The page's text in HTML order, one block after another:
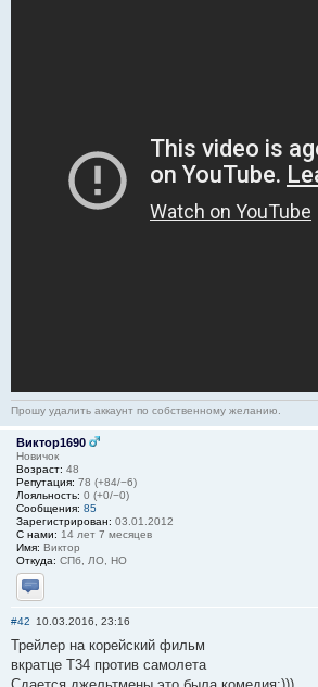
Прошу удалить аккаунт по собственному желанию.
Виктор1690
Новичок
Возраст: 48
Репутация: 78 (+84/−6)
Лояльность: 0 (+0/−0)
Сообщения: 85
Зарегистрирован: 03.01.2012
С нами: 14 лет 7 месяцев
Имя: Виктор
Откуда: СПб, ЛО, НО
Отправить личное сообщение
#42 10.03.2016, 23:16
Трейлер на корейский фильм
вкратце Т34 против самолета